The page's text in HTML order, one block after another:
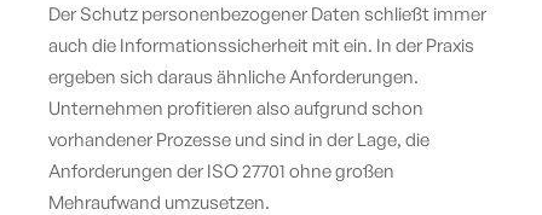
Der Schutz personenbezogener Daten schließt immer
auch die Informationssicherheit mit ein. In der Praxis
ergeben sich daraus ähnliche Anforderungen.
Unternehmen profitieren also aufgrund schon
vorhandener Prozesse und sind in der Lage, die
Anforderungen der ISO 27701 ohne großen
Mehraufwand umzusetzen.